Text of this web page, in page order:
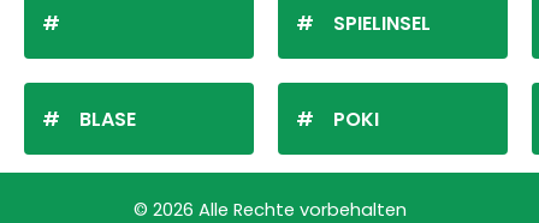
BLASE
SPIELINSEL
POKI
© 2026 Alle Rechte vorbehalten